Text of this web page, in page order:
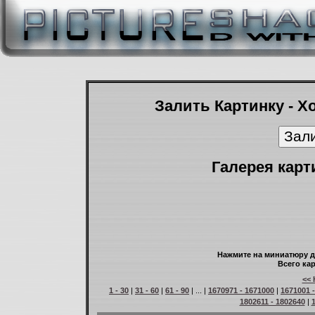
Залить Картинку -
Галерея
Нажмите на миниатюру
Всего
<<
1 - 30 | 31 - 60 | 61 - 90 | ... | 1670971 - 1671000 | 1671001
1802611 - 1802640|